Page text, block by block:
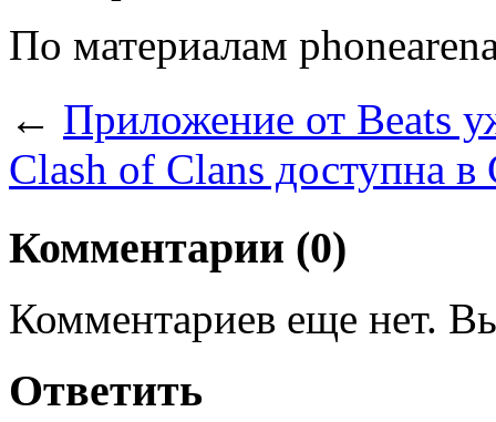
По материалам
← Приложение от Beats
Clash of Clans доступна в
Комментарии (0)
Комментариев еще нет.
Ответить